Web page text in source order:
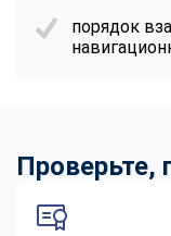
порядок
Проверьте,
Max